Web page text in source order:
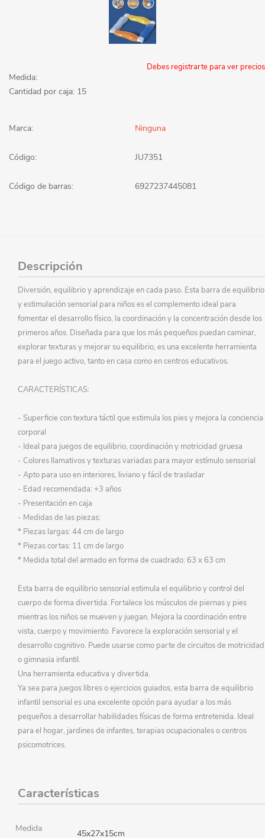
Debes registrarte para ver precios
Medida:
Cantidad por caja: 15
Marca: Ninguna
Código: JU7351
Código de barras: 6927237445081
Descripción
Diversión, equilibrio y aprendizaje en cada paso. Esta barra de equilibrio
y estimulación sensorial para niños es el complemento ideal para
fomentar el desarrollo físico, la coordinación y la concentración desde los
primeros años. Diseñada para que los más pequeños puedan caminar,
explorar texturas y mejorar su equilibrio, es una excelente herramienta
para el juego activo, tanto en casa como en centros educativos.
CARACTERÍSTICAS:
- Superficie con textura táctil que estimula los pies y mejora la conciencia
corporal
- Ideal para juegos de equilibrio, coordinación y motricidad gruesa
- Colores llamativos y texturas variadas para mayor estímulo sensorial
- Apto para uso en interiores, liviano y fácil de trasladar
- Edad recomendada: +3 años
- Presentación en caja
- Medidas de las piezas:
* Piezas largas: 44 cm de largo
* Piezas cortas: 11 cm de largo
* Medida total del armado en forma de cuadrado: 63 x 63 cm
Esta barra de equilibrio sensorial estimula el equilibrio y control del
cuerpo de forma divertida. Fortalece los músculos de piernas y pies
mientras los niños se mueven y juegan. Mejora la coordinación entre
vista, cuerpo y movimiento. Favorece la exploración sensorial y el
desarrollo cognitivo. Puede usarse como parte de circuitos de motricidad
o gimnasia infantil.
Una herramienta educativa y divertida.
Ya sea para juegos libres o ejercicios guiados, esta barra de equilibrio
infantil sensorial es una excelente opción para ayudar a los más
pequeños a desarrollar habilidades físicas de forma entretenida. Ideal
para el hogar, jardines de infantes, terapias ocupacionales o centros
psicomotrices.
Características
Medida
45x27x15cm